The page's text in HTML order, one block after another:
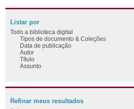
Listar por
Todo a biblioteca digital
Tipos de documento & Coleções
Data de publicação
Autor
Título
Assunto
Refinar meus resultados